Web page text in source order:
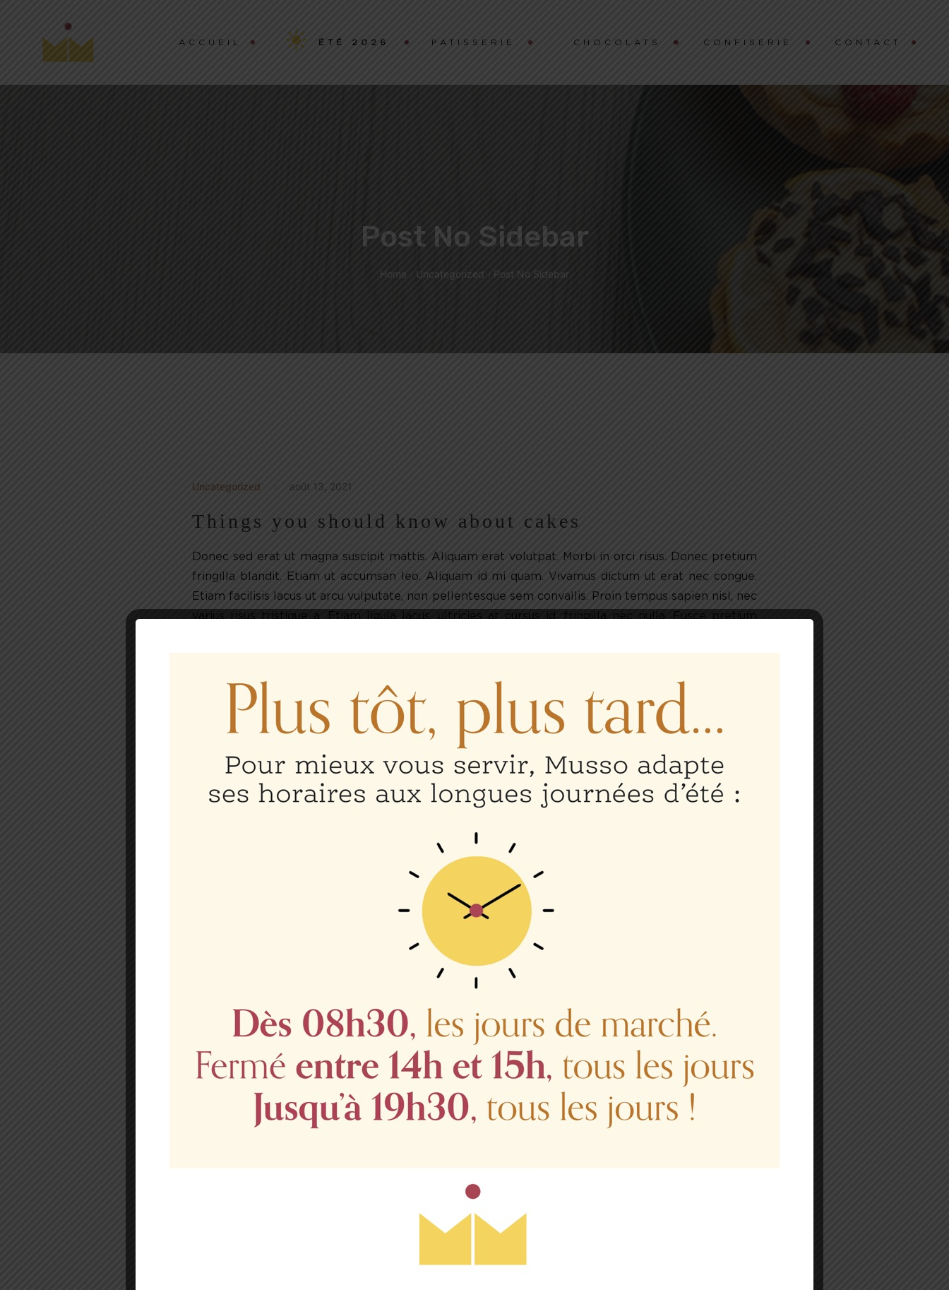
ACCUEIL ÉTÉ 2026 PATISSERIE CHOCOLATS CONFISERIE CONTACT
Post No Sidebar
Home / Uncategorized / Post No Sidebar
Uncategorized août 13, 2021
Things you should know about cakes
Donec sed erat ut magna suscipit mattis. Aliquam erat volutpat. Morbi in orci risus. Donec pretium
fringilla blandit. Etiam ut accumsan leo. Aliquam id mi quam. Vivamus dictum ut erat nec congue.
Etiam facilisis lacus ut arcu vulputate, non pellentesque sem convallis. Proin tempus sapien nisl, nec
varius risus tristique a. Etiam ligula lacus, ultricies at cursus id, fringilla nec nulla. Fusce pretium
Aenean tempor sem sed lorem ultricies lacinia. Sed sit amet tortor nibh. Donec condimentum
posuere nunc, et hendrerit sapien dictum ut. Aliquam congue non purus eu suscipit. Integer eu dui
tortor. Donec ut dolor vitae ipsum ultrices semper. Morbi imperdiet dictum urna nec blandit.
Curabitur interdum diam ut porta vulputate.
Aliquam pulvinar vestibulum blandit. Donec sed nisl libero. Fusce dignissim luctus sem eu dapibus.
Pellentesque vulputate quam a quam volutpat, sed ullamcorper erat commodo. Vestibulum sit
amet ipsum vitae mauris mattis vulputate lacinia nec neque. Aenean quis consectetur nisi, ac
interdum elit. Aliquam sit amet luctus elit, id tempus purus.
Vestibulum eu quam nec neque pellentesque efficitur id eget nisl. Proin porta est convallis lacus
blandit pretium sed non enim. Maecenas lacinia non orci at aliquam. Donec finibus, urna bibendum
ultricies laoreet, augue eros luctus sapien, ut euismod leo tortor ac enim. In hac habitasse platea
dictumst. Sed cursus venenatis tellus, non lobortis diam volutpat sit amet. Sed tellus augue,
hendrerit eu rutrum in, porttitor at metus. Mauris ac hendrerit metus. Phasellus mattis lectus
commodo felis egestas, id accumsan justo ultrices. Phasellus aliquet, sem a placerat dapibus, enim